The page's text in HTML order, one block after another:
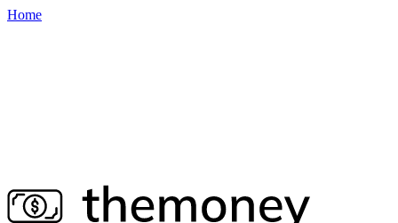
Home